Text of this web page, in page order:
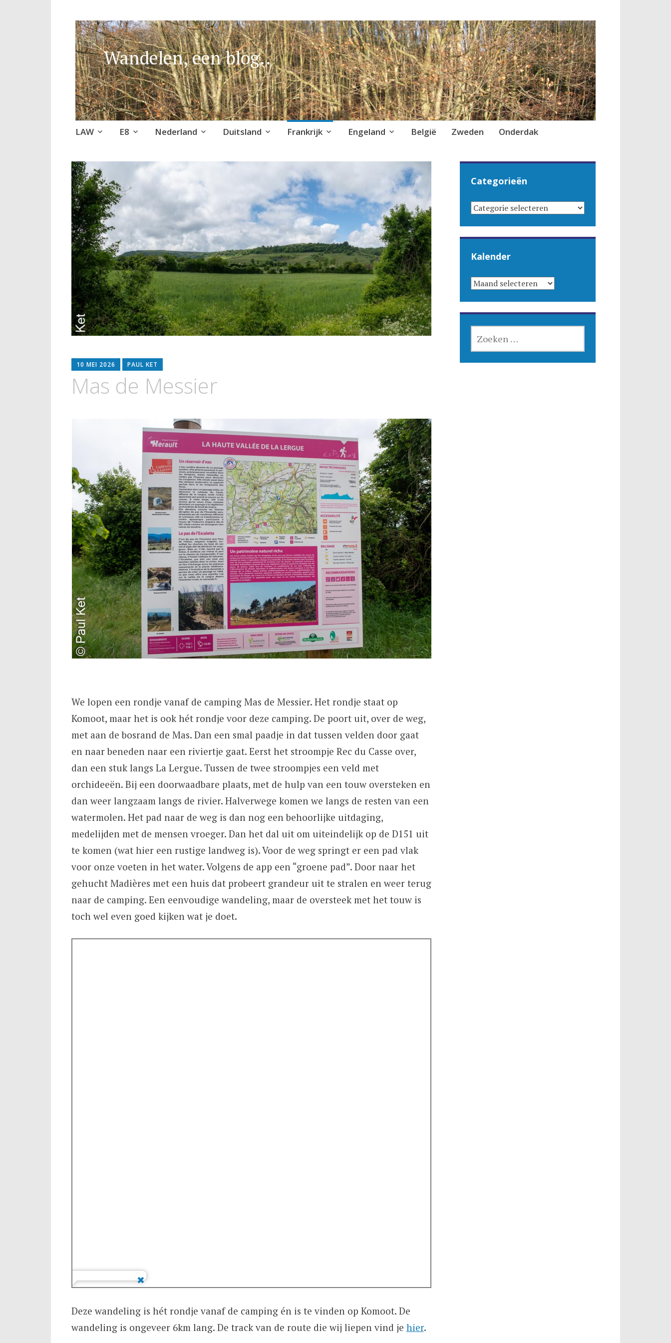
Wandelen, een blog..
Naar
springen
LAW E8 Nederland Duitsland Frankrijk Engeland België Zweden Onderdak
10 MEI 2026 PAUL KET
Mas de Messier
We lopen een rondje vanaf de camping Mas de Messier. Het rondje staat op
Komoot, maar het is ook hét rondje voor deze camping. De poort uit, over de weg,
met aan de bosrand de Mas. Dan een smal paadje in dat tussen velden door gaat
en naar beneden naar een riviertje gaat. Eerst het stroompje Rec du Casse over,
dan een stuk langs La Lergue. Tussen de twee stroompjes een veld met
orchideeën. Bij een doorwaadbare plaats, met de hulp van een touw oversteken en
dan weer langzaam langs de rivier. Halverwege komen we langs de resten van een
watermolen. Het pad naar de weg is dan nog een behoorlijke uitdaging,
medelijden met de mensen vroeger. Dan het dal uit om uiteindelijk op de D151 uit
te komen (wat hier een rustige landweg is). Voor de weg springt er een pad vlak
voor onze voeten in het water. Volgens de app een “groene pad”. Door naar het
gehucht Madières met een huis dat probeert grandeur uit te stralen en weer terug
naar de camping. Een eenvoudige wandeling, maar de oversteek met het touw is
toch wel even goed kijken wat je doet.
Deze wandeling is hét rondje vanaf de camping én is te vinden op Komoot. De
wandeling is ongeveer 6km lang. De track van de route die wij liepen vind je hier.
Categorieën
CATEGORIEËN
Kalender
KALENDER
NAAR: